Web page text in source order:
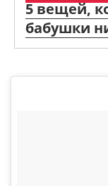
5 вещей,
бабушки